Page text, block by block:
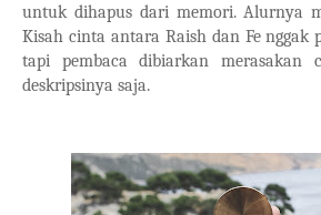
untuk dihapus dari memori. Alurnya
Kisah cinta antara Raish dan Fe nggak
tapi pembaca dibiarkan merasakan
deskripsinya saja.